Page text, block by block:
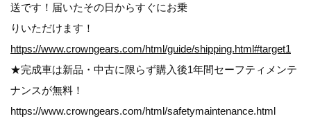
送です！届いたその日からすぐにお乗
りいただけます！
https://www.crowngears.com/html/guide/shipping.html#target1
★完成車は新品・中古に限らず購入後1年間セーフティメンテ
ナンスが無料！
https://www.crowngears.com/html/safetymaintenance.html